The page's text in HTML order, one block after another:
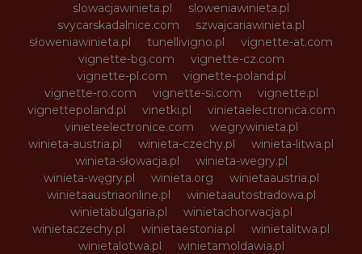
slowacjawinieta.pl
sloweniawinieta.pl
svycarskadalnice.com
szwajcariawinieta.pl
słoweniawinieta.pl
tunellivigno.pl
vignette-at.com
vignette-bg.com
vignette-cz.com
vignette-pl.com
vignette-poland.pl
vignette-ro.com
vignette-si.com
vignette.pl
vignettepoland.pl
vinetki.pl
vinietaelectronica.com
vinieteelectronice.com
wegrywinieta.pl
winieta-austria.pl
winieta-czechy.pl
winieta-litwa.pl
winieta-słowacja.pl
winieta-wegry.pl
winieta-węgry.pl
winieta.org
winietaaustria.pl
winietaaustriaonline.pl
winietaautostradowa.pl
winietabulgaria.pl
winietachorwacja.pl
winietaczechy.pl
winietaestonia.pl
winietalitwa.pl
winietalotwa.pl
winietamoldawia.pl